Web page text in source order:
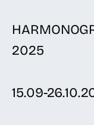
2025
15.09-